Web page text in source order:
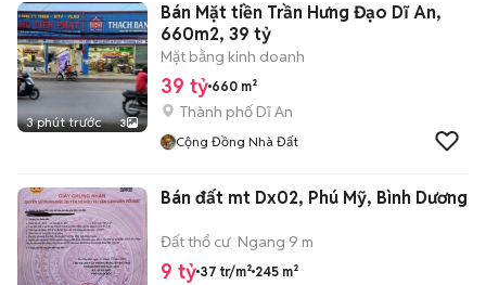
3 phút trước 3
Bán Mặt tiền Trần Hưng Đạo Dĩ An,
660m2, 39 tỷ
Mặt bằng kinh doanh
39 tỷ 660 m²
Thành phố Dĩ An
Cộng Đồng Nhà Đất
Bán đất mt Dx02, Phú Mỹ, Bình Dương
Đất thổ cư Ngang 9 m
9 tỷ 37 tr/m² 245 m²